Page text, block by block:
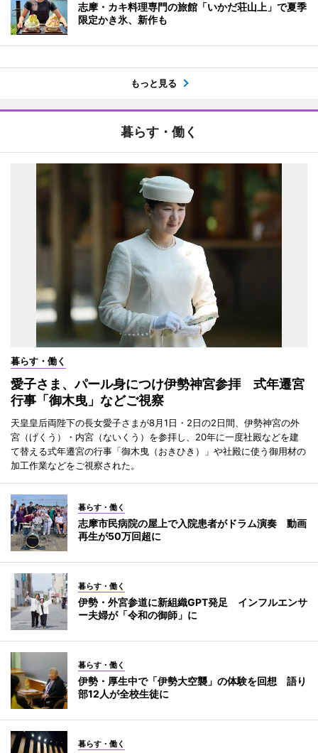
志摩・カキ料理専門の旅館「いかだ荘山上」で夏季
限定かき氷、新作も
もっと見る
暮らす・働く
暮らす・働く
愛子さま、パール身につけ伊勢神宮参拝 式年遷宮
行事「御木曳」などご視察
天皇皇后両陛下の長女愛子さまが8月1日・2日の2日間、伊勢神宮の外
宮（げくう）・内宮（ないくう）を参拝し、20年に一度社殿などを建
て替える式年遷宮の行事「御木曳（おきひき）」や社殿に使う御用材の
加工作業などをご視察された。
暮らす・働く
志摩市民病院の屋上で入院患者がドラム演奏 動画
再生が50万回超に
暮らす・働く
伊勢・外宮参道に新組織GPT発足 インフルエンサ
ー夫婦が「令和の御師」に
暮らす・働く
伊勢・厚生中で「伊勢大空襲」の体験を回想 語り
部12人が全校生徒に
暮らす・働く